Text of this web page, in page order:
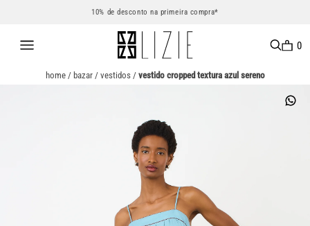
10% de desconto na primeira compra*
0
home/ bazar/ vestidos/ vestido cropped textura azul sereno